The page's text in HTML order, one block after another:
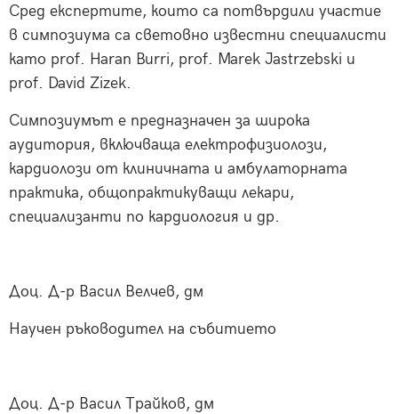
Сред експертите, които са потвърдили участие
в симпозиума са световно известни специалисти
като prof. Haran Burri, prof. Marek Jastrzebski и
prof. David Zizek.
Симпозиумът е предназначен за широка
аудитория, включваща електрофизиолози,
кардиолози от клиничната и амбулаторната
практика, общопрактикуващи лекари,
специализанти по кардиология и др.
Доц. Д-р Васил Велчев, дм
Научен ръководител на събитието
Доц. Д-р Васил Трайков, дм